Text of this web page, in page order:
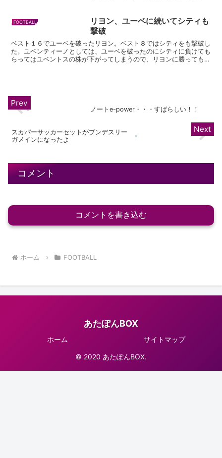
た。 加入したばかりのモラタはロナウ
ドとの２トップで起用。ローマの...
FOOTBALL
リヨン、ユーベに続いてシティも
撃破
ベスト１６でユーベを破ったリヨン。ベスト８ではシティをも撃破し
た。ユベンティーノとしては、ユーベを破ったのにシティに負けても
らってはユベントスの株が下がってしまうので、リヨンに勝ってもら
ノートe-power・・・すばらしい！！
スカパーサッカーセットがブンデスリー
ガメインになったよ
コメント
コメントを書き込む
ホーム FOOTBALL
あたぽんBOX
ホーム サイトマップ
© 2020 あたぽんBOX.